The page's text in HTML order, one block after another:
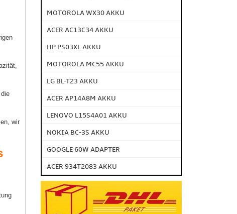
wir
MOTOROLA WX30 AKKU
ACER AC13C34 AKKU
HP PS03XL AKKU
MOTOROLA MC55 AKKU
LG BL-T23 AKKU
ACER AP14A8M AKKU
LENOVO L15S4A01 AKKU
NOKIA BC-3S AKKU
GOOGLE 60W ADAPTER
ACER 934T2083 AKKU